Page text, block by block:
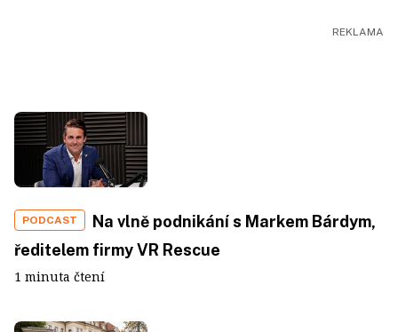
PODCAST
Na vlně podnikání s Markem Bárdym,
ředitelem firmy VR Rescue
1 minuta čtení